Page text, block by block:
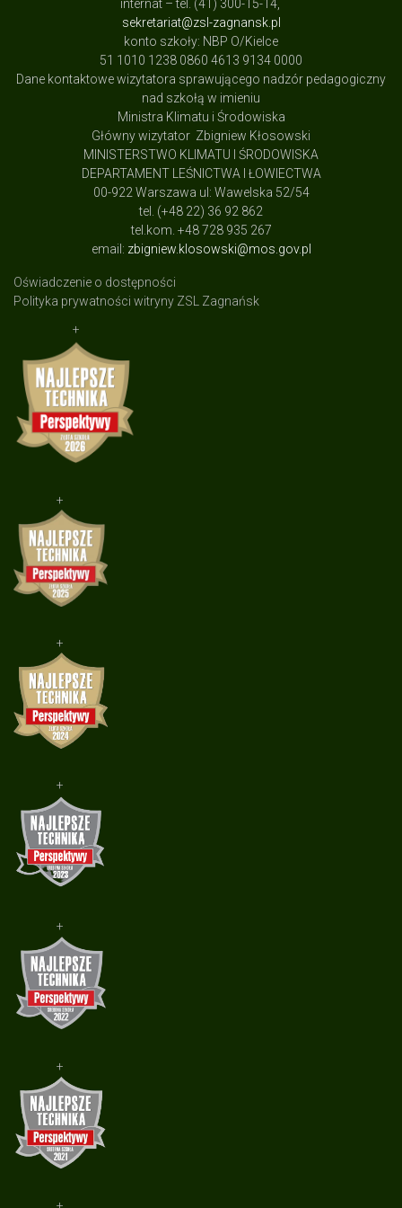
internat – tel. (41) 300-15-14,
sekretariat@zsl-zagnansk.pl
konto szkoły: NBP O/Kielce
51 1010 1238 0860 4613 9134 0000
Dane kontaktowe wizytatora sprawującego nadzór pedagogiczny
nad szkołą w imieniu
Ministra Klimatu i Środowiska
Główny wizytator Zbigniew Kłosowski
MINISTERSTWO KLIMATU I ŚRODOWISKA
DEPARTAMENT LEŚNICTWA I ŁOWIECTWA
00-922 Warszawa ul: Wawelska 52/54
tel. (+48 22) 36 92 862
tel.kom. +48 728 935 267
email: zbigniew.klosowski@mos.gov.pl
Oświadczenie o dostępności
Polityka prywatności witryny ZSL Zagnańsk
+
+
+
+
+
+